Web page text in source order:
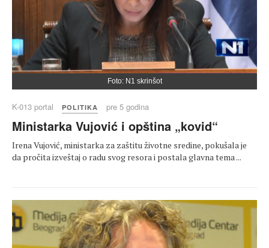
Foto: N1 skrinšot
K-013 portal POLITIKA pre 5 godina
Ministarka Vujović i opština „kovid“
Irena Vujović, ministarka za zaštitu životne sredine, pokušala je
da pročita izveštaj o radu svog resora i postala glavna tema ...